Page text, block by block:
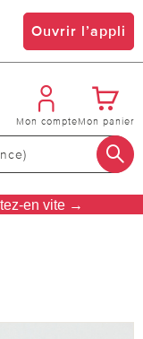
Ouvrir l’appli
Mon compteMon panier
en vite →